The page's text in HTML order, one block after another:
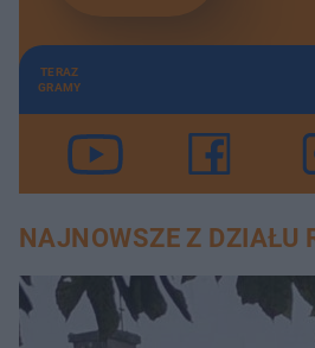
TERAZ
GRAMY
NAJNOWSZE Z DZIAŁU